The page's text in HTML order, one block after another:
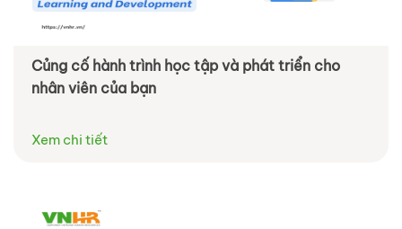
Củng cố hành trình học tập và phát triển cho
nhân viên của bạn
Xem chi tiết